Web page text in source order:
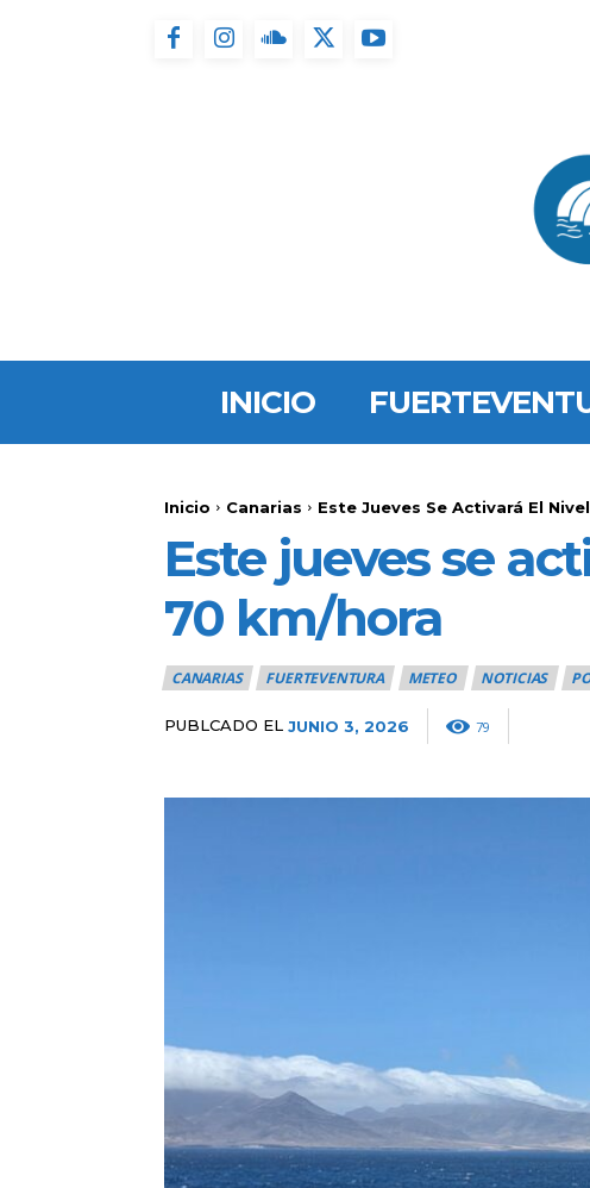
INICIO
Inicio Canarias Este Jueves Se Activará El
Este jueves se
70 km/hora
CANARIAS FUERTEVENTURA METEO NOTICIAS
PUBLCADO EL JUNIO 3, 2026 79